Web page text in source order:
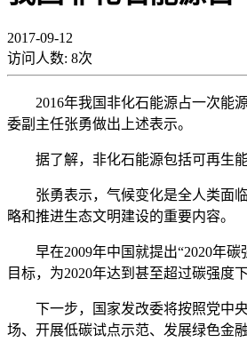
2017-09-12
访问人数: 8次
2016年我国非化石能源占一次能源
委副主任张勇做出上述表示。
据了解，非化石能源包括可再生能
张勇表示，气候变化是全人类面临
略和推进生态文明建设的重要内容。
早在2009年中国就提出“2020年碳
目标，为2020年达到甚至超过碳强度
下一步，国家发改委将按照党中央
场、开展低碳试点示范、发展绿色金